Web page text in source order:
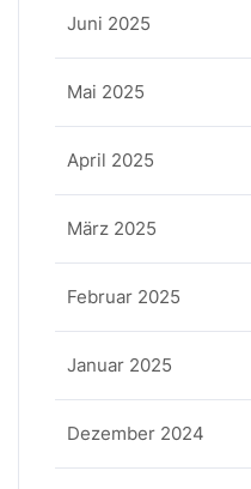
Juni 2025
Mai 2025
April 2025
März 2025
Februar 2025
Januar 2025
Dezember 2024